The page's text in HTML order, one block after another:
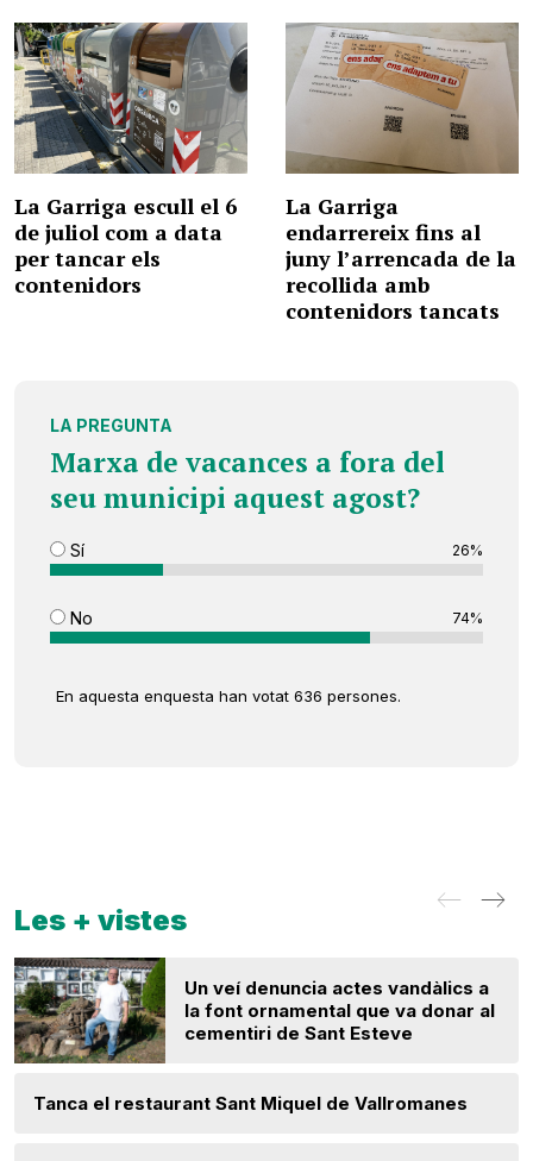
La Garriga escull el 6
de juliol com a data
per tancar els
contenidors
La Garriga
endarrereix fins al
juny l’arrencada de la
recollida amb
contenidors tancats
LA PREGUNTA
Marxa de vacances a fora del
seu municipi aquest agost?
Sí 26%
No 74%
En aquesta enquesta han votat 636 persones.
Les + vistes
Un veí denuncia actes vandàlics a
la font ornamental que va donar al
cementiri de Sant Esteve
Tanca el restaurant Sant Miquel de Vallromanes